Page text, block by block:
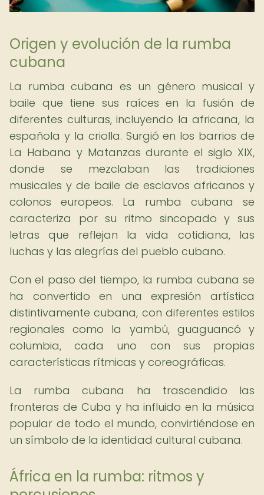
Origen y evolución de la rumba
cubana
La rumba cubana es un género musical y
baile que tiene sus raíces en la fusión de
diferentes culturas, incluyendo la africana, la
española y la criolla. Surgió en los barrios de
La Habana y Matanzas durante el siglo XIX,
donde se mezclaban las tradiciones
musicales y de baile de esclavos africanos y
colonos europeos. La rumba cubana se
caracteriza por su ritmo sincopado y sus
letras que reflejan la vida cotidiana, las
luchas y las alegrías del pueblo cubano.
Con el paso del tiempo, la rumba cubana se
ha convertido en una expresión artística
distintivamente cubana, con diferentes estilos
regionales como la yambú, guaguancó y
columbia, cada uno con sus propias
características rítmicas y coreográficas.
La rumba cubana ha trascendido las
fronteras de Cuba y ha influido en la música
popular de todo el mundo, convirtiéndose en
un símbolo de la identidad cultural cubana.
África en la rumba: ritmos y